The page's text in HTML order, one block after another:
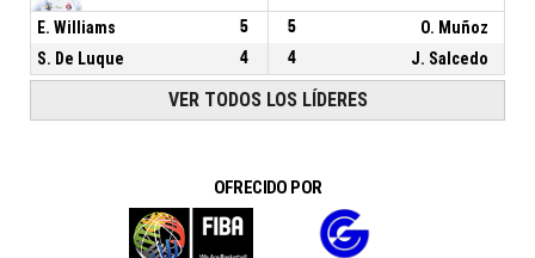
E. Williams 5 5
O. Muñoz
S. De Luque
4 4 J. Salcedo
VER TODOS LOS LÍDERES
OFRECIDO POR